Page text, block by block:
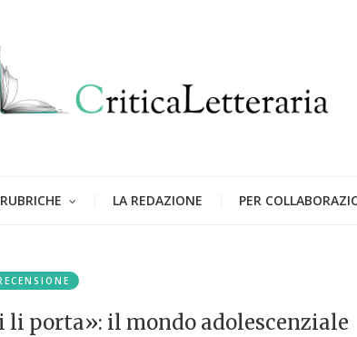
LA REDAZIONE PER
porta»: il mondo adolescenziale